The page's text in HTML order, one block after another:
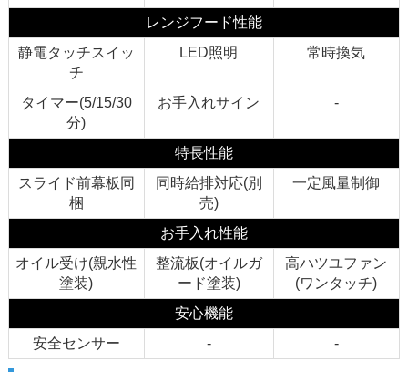
レンジフード性能
静電タッチスイッ
チ
LED照明 常時換気
タイマー(5/15/30
分)
お手入れサイン -
特長性能
スライド前幕板同
梱
同時給排対応(別
売)
一定風量制御
お手入れ性能
オイル受け(親水性
塗装)
整流板(オイルガ
ード塗装)
高ハツユファン
(ワンタッチ)
安心機能
安全センサー
- -